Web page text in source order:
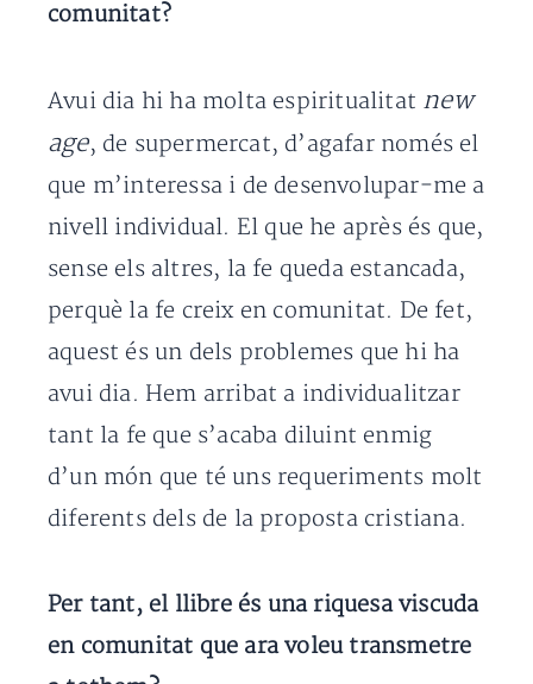
comunitat?
Avui dia hi ha molta espiritualitat new
age, de supermercat, d’agafar només el
que m’interessa i de desenvolupar-me a
nivell individual. El que he après és que,
sense els altres, la fe queda estancada,
perquè la fe creix en comunitat. De fet,
aquest és un dels problemes que hi ha
avui dia. Hem arribat a individualitzar
tant la fe que s’acaba diluint enmig
d’un món que té uns requeriments molt
diferents dels de la proposta cristiana.
Per tant, el llibre és una riquesa viscuda
en comunitat que ara voleu transmetre